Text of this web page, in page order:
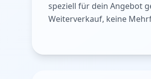
speziell für dein Angebot
Weiterverkauf, keine